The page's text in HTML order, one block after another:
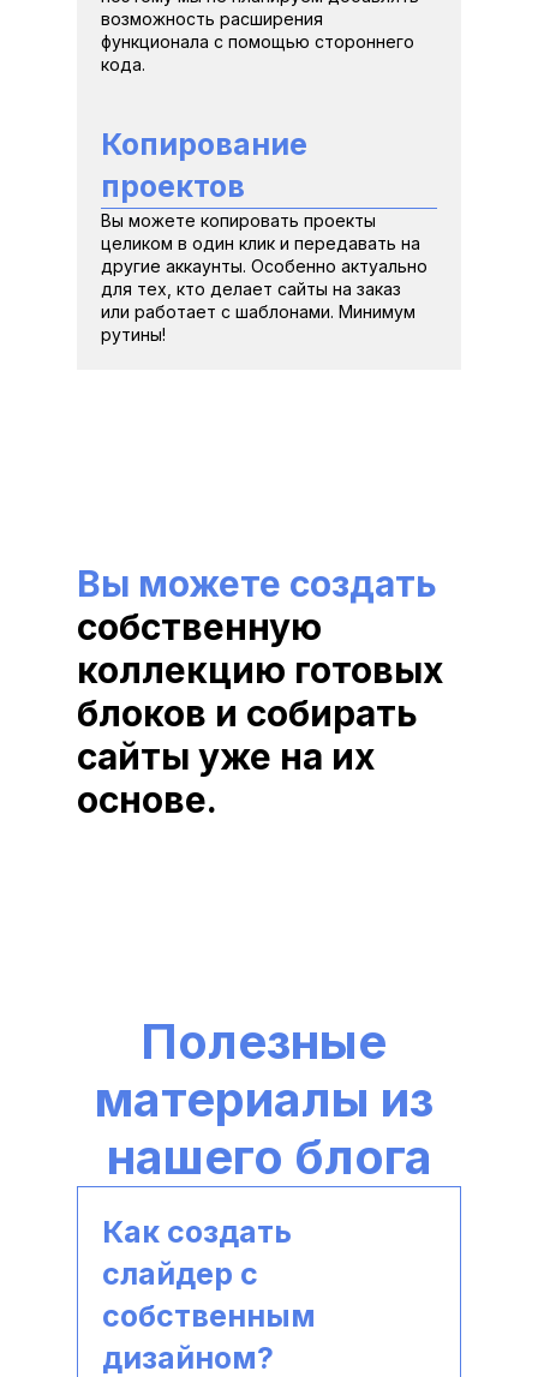
возможность расширения
функционала с помощью стороннего
кода.
Копирование
проектов
Вы можете копировать проекты
целиком в один клик и передавать на
другие аккаунты. Особенно актуально
для тех, кто делает сайты на заказ
или работает с шаблонами. Минимум
рутины!
Вы можете создать
собственную
коллекцию готовых
блоков и собирать
сайты уже на их
основе.
Полезные
материалы из
нашего блога
Как создать
слайдер с
собственным
дизайном?